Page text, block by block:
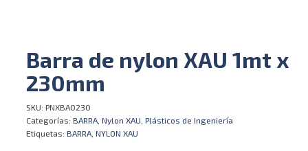
Barra de nylon XAU 1mt x
230mm
SKU: PNXBA0230
Categorías: BARRA Nylon XAU Plásticos de Ingeniería
Etiquetas: BARRA NYLON XAU